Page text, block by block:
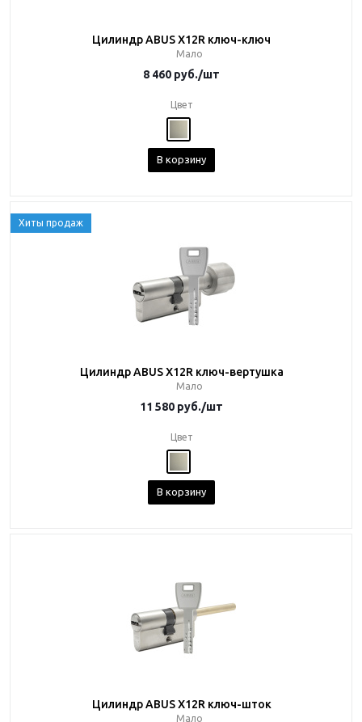
Цилиндр ABUS X12R ключ-ключ
Мало
8 460 руб./шт
Цвет
В корзину
Хиты продаж
Цилиндр ABUS X12R ключ-вертушка
Мало
11 580 руб./шт
Цвет
В корзину
Цилиндр ABUS X12R ключ-шток
Мало